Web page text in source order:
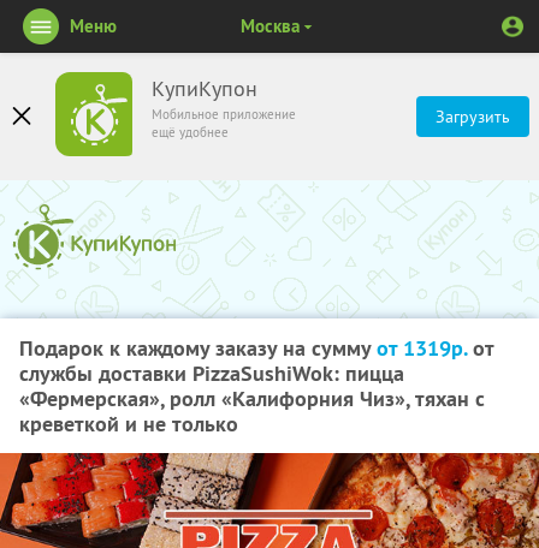
КупиКупон
Мобильное приложение
ещё удобнее
Загрузить
Меню Москва
Подарок к каждому заказу на суммуот 1319р.от
службы доставки PizzaSushiWok: пицца
«Фермерская», ролл «Калифорния Чиз», тяхан с
креветкой и не только